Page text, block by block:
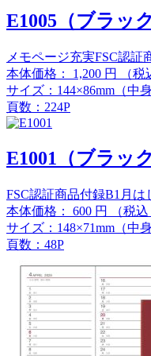
E1005（ブラック
メモページ充実FSC認証
本体価格：
1,200 円
（税
サイズ：144×86mm（中身
頁数：224P
E1001（ブラック
FSC認証商品付録B1月は
本体価格：
600 円
（税
サイズ：148×71mm（中身
頁数：48P